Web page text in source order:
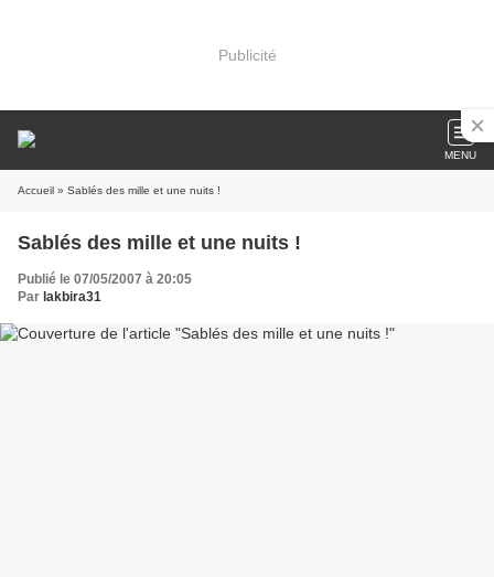
Publicité
MENU
Accueil » Sablés des mille et une nuits !
Sablés des mille et une nuits !
Publié le 07/05/2007 à 20:05
Par lakbira31